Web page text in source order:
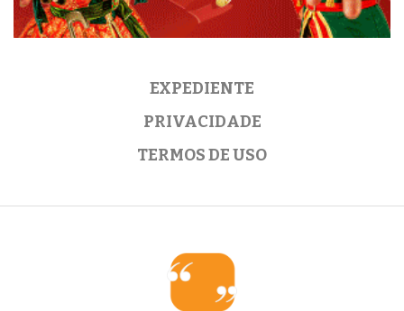
EXPEDIENTE
PRIVACIDADE
TERMOS DE USO